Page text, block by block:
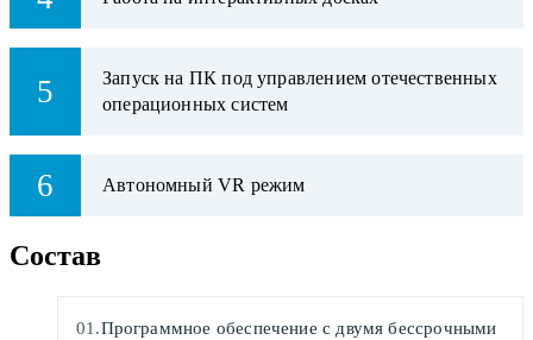
5
Запуск на ПК под управлением отечественных
операционных систем
6 Автономный VR режим
Состав
Программное обеспечение с двумя бессрочными